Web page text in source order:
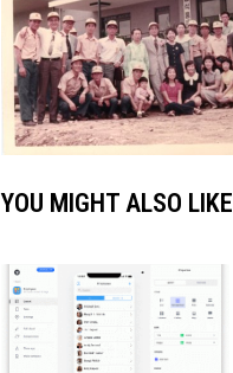
YOU MIGHT ALSO LIKE